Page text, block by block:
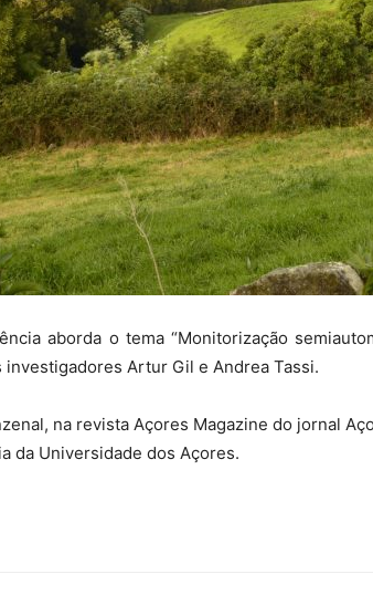
aborda o tema “Monitorização
Artur Gil e Andrea Tassi.
na revista Açores Magazine do jornal
da Universidade dos Açores.